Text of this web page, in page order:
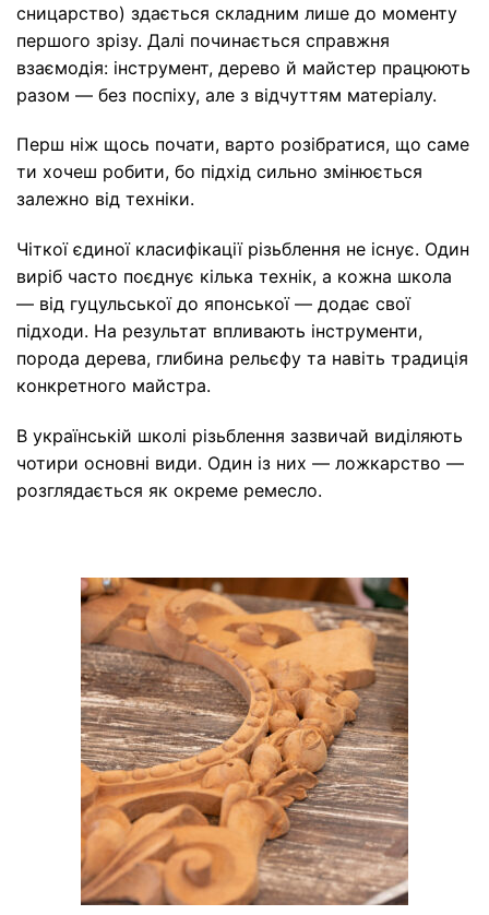
сницарство) здається складним лише до моменту
першого зрізу. Далі починається справжня
взаємодія: інструмент, дерево й майстер працюють
разом — без поспіху, але з відчуттям матеріалу.
Перш ніж щось почати, варто розібратися, що саме
ти хочеш робити, бо підхід сильно змінюється
залежно від техніки.
Чіткої єдиної класифікації різьблення не існує. Один
виріб часто поєднує кілька технік, а кожна школа
— від гуцульської до японської — додає свої
підходи. На результат впливають інструменти,
порода дерева, глибина рельєфу та навіть традиція
конкретного майстра.
В українській школі різьблення зазвичай виділяють
чотири основні види. Один із них — ложкарство —
розглядається як окреме ремесло.